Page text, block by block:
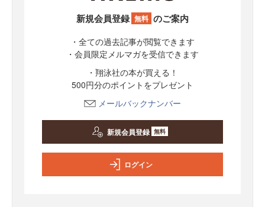
新規会員登録 無料 のご案内
・全ての過去記事が閲覧できます
・会員限定メルマガを受信できます
・翔泳社の本が買える！
500円分のポイントをプレゼント
メールバックナンバー
新規会員登録 無料
ログイン